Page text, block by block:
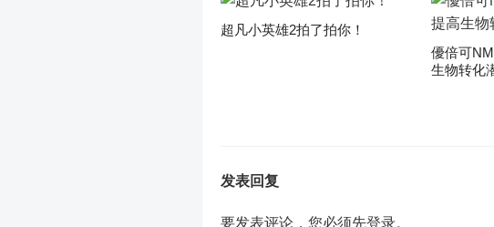
超凡小英雄2拍了拍你！
優倍可
生物转化
发表回复
要发表评论，您必须先登录。